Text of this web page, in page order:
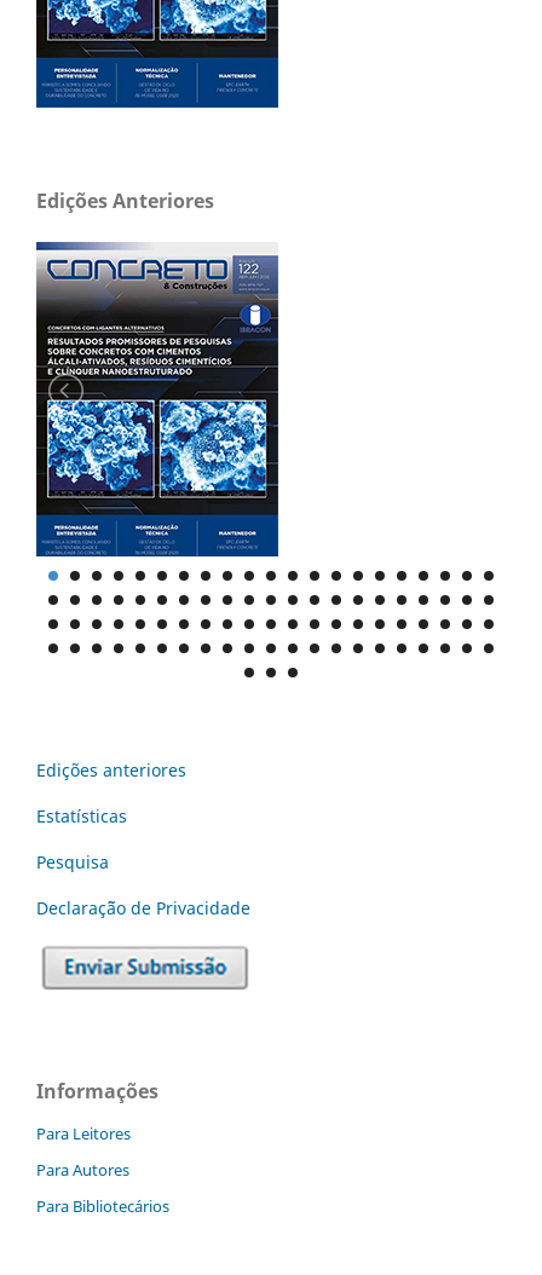
Edições Anteriores
Edições anteriores
Estatísticas
Pesquisa
Declaraç˜ão de Privacidade
Informações
Para Leitores
Para Autores
Para Bibliotecários